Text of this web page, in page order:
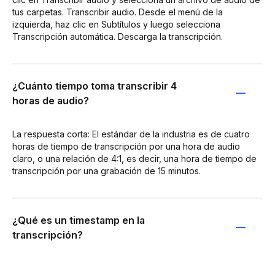
tus carpetas. Transcribir audio. Desde el menú de la
izquierda, haz clic en Subtítulos y luego selecciona
Transcripción automática. Descarga la transcripción.
¿Cuánto tiempo toma transcribir 4
horas de audio?
La respuesta corta: El estándar de la industria es de cuatro
horas de tiempo de transcripción por una hora de audio
claro, o una relación de 4:1, es decir, una hora de tiempo de
transcripción por una grabación de 15 minutos.
¿Qué es un timestamp en la
transcripción?